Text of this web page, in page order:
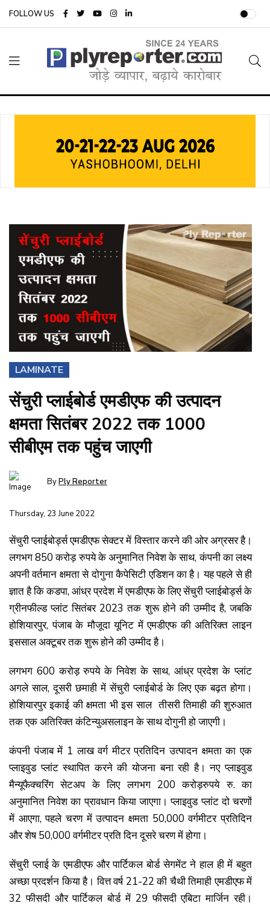
FOLLOW US
LAMINATE
सेंचुरी प्लाईबोर्ड एमडीएफ की उत्पादन
क्षमता सितंबर 2022 तक 1000
सीबीएम तक पहुंच जाएगी
ByPly Reporter
Thursday, 23 June 2022
सेंचुरी प्लाईबोर्ड्स एमडीएफ सेक्टर में विस्तार करने की ओर अग्रसर है।
लगभग 850 करोड़ रुपये के अनुमानित निवेश के साथ, कंपनी का लक्ष्य
अपनी वर्तमान क्षमता से दोगुना कैपेसिटी एडिशन का है। यह पहले से ही
ज्ञात है कि कडपा, आंध्र प्रदेश में एमडीएफ के लिए सेंचुरी प्लाईबोर्ड्स के
ग्रीनफील्ड प्लांट सितंबर 2023 तक शुरू होने की उम्मीद है, जबकि
होशियारपुर, पंजाब के मौजूदा यूनिट में एमडीएफ की अतिरिक्त लाइन
इससाल अक्टूबर तक शुरू होने की उम्मीद है।
लगभग 600 करोड़ रुपये के निवेश के साथ, आंध्र प्रदेश के प्लांट
अगले साल, दूसरी छमाही में सेंचुरी प्लाईबोर्ड के लिए एक बढ़त होगा।
होशियारपुर इकाई की क्षमता भी इस साल तीसरी तिमाही की शुरुआत
तक एक अतिरिक्त कंटिन्युअसलाइन के साथ दोगुनी हो जाएगी।
कंपनी पंजाब में 1 लाख वर्ग मीटर प्रतिदिन उत्पादन क्षमता का एक
प्लाइवुड प्लांट स्थापित करने की योजना बना रही है। नए प्लाइवुड
मैन्यूफैक्चरिंग सेटअप के लिए लगभग 200 करोड़रुपये रु. का
अनुमानित निवेश का प्रावधान किया जाएगा। प्लाइवुड प्लांट दो चरणों
में आएगा, पहले चरण में उत्पादन क्षमता 50,000 वर्गमीटर प्रतिदिन
और शेष 50,000 वर्गमीटर प्रति दिन दूसरे चरण में होगा।
सेंचुरी प्लाई के एमडीएफ और पार्टिकल बोर्ड सेगमेंट ने हाल ही में बहुत
अच्छा प्रदर्शन किया है। वित्त वर्ष 21-22 की चैथी तिमाही एमडीएफ में
32 फीसदी और पार्टिकल बोर्ड में 29 फीसदी एबिटा मार्जिन रही।